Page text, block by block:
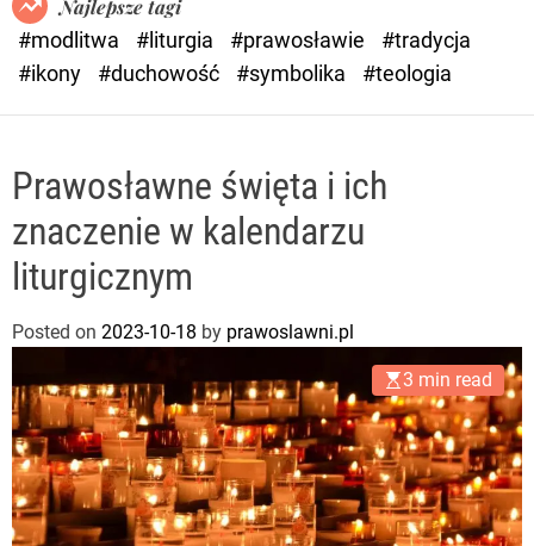
e
Najlepsze tagi
#modlitwa
#liturgia #prawosławie
#tradycja
#ikony
#duchowość #symbolika #teologia
Prawosławne święta i ich
znaczenie w kalendarzu
liturgicznym
Posted on 2023-10-18 by prawoslawni.pl
3 min read